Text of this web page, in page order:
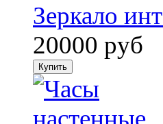
Зеркало
20000 руб